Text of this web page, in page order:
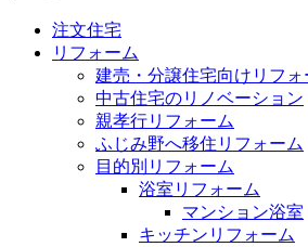
注文住宅
リフォーム
建売・分譲住宅向けリフォ
中古住宅のリノベーション
親孝行リフォーム
ふじみ野へ移住リフォーム
目的別リフォーム
浴室リフォーム
マンション浴室
キッチンリフォーム